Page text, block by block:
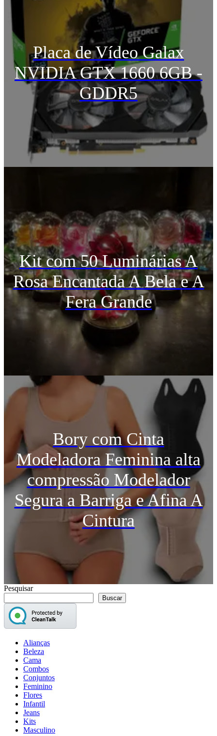
Placa de Vídeo Galax
NVIDIA GTX 1660 6GB -
GDDR5
Kit com 50 Luminárias A
Rosa Encantada A Bela e A
Fera Grande
Bory com Cinta
Modeladora Feminina alta
compressão Modelador
Segura a Barriga e Afina A
Cintura
Pesquisar
Buscar
Alianças
Beleza
Cama
Combos
Conjuntos
Feminino
Flores
Infantil
Jeans
Kits
Masculino